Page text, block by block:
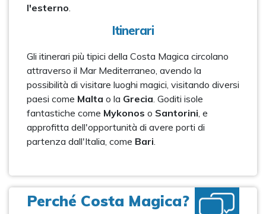
l'esterno.
Itinerari
Gli itinerari più tipici della Costa Magica circolano
attraverso il Mar Mediterraneo, avendo la
possibilità di visitare luoghi magici, visitando diversi
paesi come Malta o la Grecia. Goditi isole
fantastiche come Mykonos o Santorini, e
approfitta dell'opportunità di avere porti di
partenza dall'Italia, come Bari.
Perché Costa Magica?